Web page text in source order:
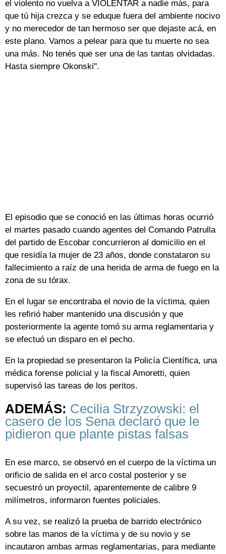
el violento no vuelva a VIOLENTAR a nadie más, para
que tú hija crezca y se eduque fuera del ambiente nocivo
y no merecedor de tan hermoso ser que dejaste acá, en
este plano. Vamos a pelear para que tu muerte no sea
una más. No tenés que ser una de las tantas olvidadas.
Hasta siempre Okonski".
El episodio que se conoció en las últimas horas ocurrió
el martes pasado cuando agentes del Comando Patrulla
del partido de Escobar concurrieron al domicilio en el
que residía la mujer de 23 años, donde constataron su
fallecimiento a raíz de una herida de arma de fuego en la
zona de su tórax.
En el lugar se encontraba el novio de la víctima, quien
les refirió haber mantenido una discusión y que
posteriormente la agente tomó su arma reglamentaria y
se efectuó un disparo en el pecho.
En la propiedad se presentaron la Policía Científica, una
médica forense policial y la fiscal Amoretti, quien
supervisó las tareas de los peritos.
ADEMÁS: Cecilia Strzyzowski: el
casero de los Sena declaró que le
pidieron que plante pistas falsas
En ese marco, se observó en el cuerpo de la víctima un
orificio de salida en el arco costal posterior y se
secuestró un proyectil, aparentemente de calibre 9
milímetros, informaron fuentes policiales.
A su vez, se realizó la prueba de barrido electrónico
sobre las manos de la víctima y de su novio y se
incautaron ambas armas reglamentarias, para mediante